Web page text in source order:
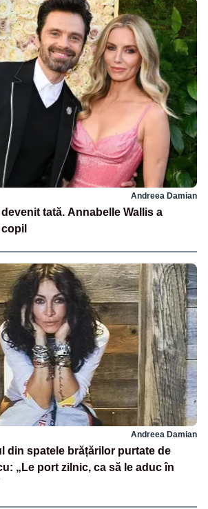
Andreea Damian
tată. Annabelle Wallis a
Andreea Damian
din spatele brățărilor purtate de
„Le port zilnic, ca să le aduc în